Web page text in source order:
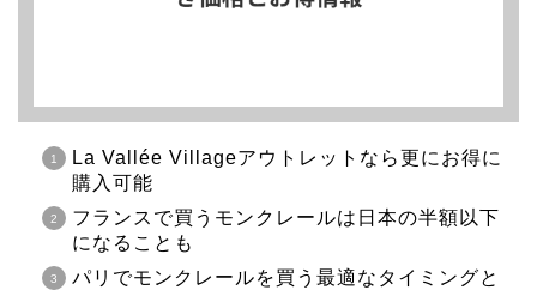
La Vallée Villageアウトレットなら更にお得に
購入可能
フランスで買うモンクレールは日本の半額以下
になることも
パリでモンクレールを買う最適なタイミングと